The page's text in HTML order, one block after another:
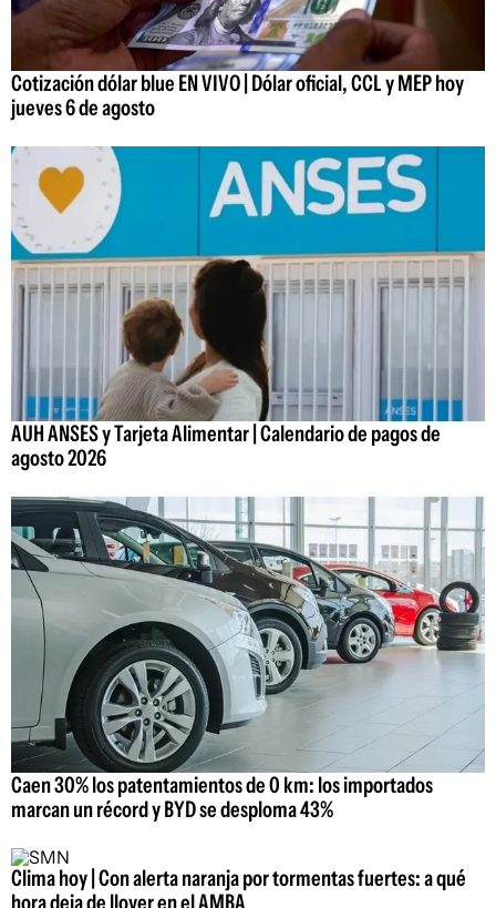
Cotización dólar blue EN VIVO | Dólar oficial, CCL y MEP hoy
jueves 6 de agosto
AUH ANSES y Tarjeta Alimentar | Calendario de pagos de
agosto 2026
Caen 30% los patentamientos de 0 km: los importados
marcan un récord y BYD se desploma 43%
Clima hoy | Con alerta naranja por tormentas fuertes: a qué
hora deja de llover en el AMBA